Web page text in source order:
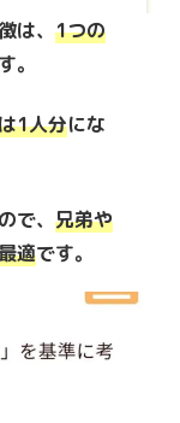
は、 1つの
。
1人分にな
で、 兄弟や
適です。